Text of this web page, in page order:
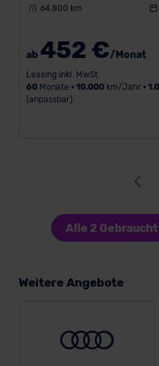
64.800 km
ab 452 €/Monat
Leasing inkl. MwSt.
60Monate • 10.000km/Jahr •
(anpassbar)
Alle 2
Weitere Angebote